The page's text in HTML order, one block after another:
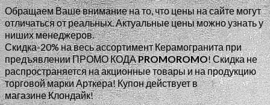
Обращаем Ваше внимание на то, что цены на сайте могут
отличаться от реальных. Актуальные цены можно узнать у
ниших менеджеров.
Скидка-20% на весь ассортимент Керамогранита при
предъявлении ПРОМО КОДАPROMOROMO!Скидка не
распространяется на акционные товары и на продукцию
торговой марки Арткера! Купон действует в
магазине Клондайк!